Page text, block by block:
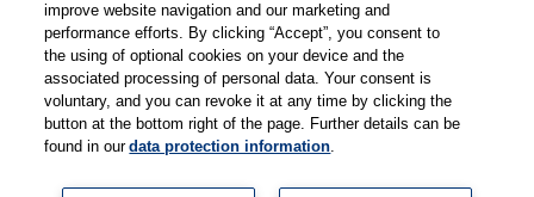
Web-Semniare
Anwenderberichte
Partner
improve website navigation and our marketing and
performance efforts. By clicking “Accept”, you consent to
the using of optional cookies on your device and the
associated processing of personal data. Your consent is
voluntary, and you can revoke it at any time by clicking the
button at the bottom right of the page. Further details can be
found in ourdata protection information.